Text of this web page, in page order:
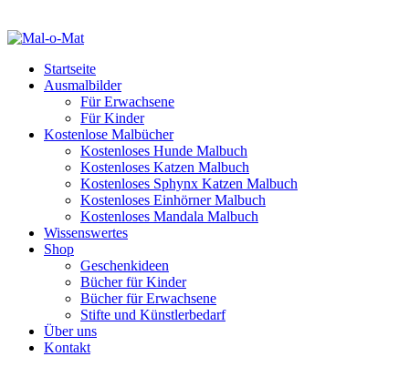
Startseite
Ausmalbilder
Für Erwachsene
Für Kinder
Kostenlose Malbücher
Kostenloses Hunde Malbuch
Kostenloses Katzen Malbuch
Kostenloses Sphynx Katzen Malbuch
Kostenloses Einhörner Malbuch
Kostenloses Mandala Malbuch
Wissenswertes
Shop
Geschenkideen
Bücher für Kinder
Bücher für Erwachsene
Stifte und Künstlerbedarf
Über uns
Kontakt